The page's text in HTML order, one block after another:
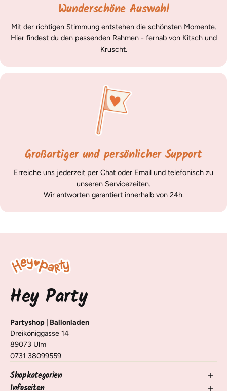
Wunderschöne Auswahl
Mit der richtigen Stimmung entstehen die schönsten Momente.
Hier findest du den passenden Rahmen - fernab von Kitsch und
Kruscht.
Großartiger und persönlicher Support
Erreiche uns jederzeit per Chat oder Email und telefonisch zu
unseren Servicezeiten.
Wir antworten garantiert innerhalb von 24h.
Hey Party
Partyshop | Ballonladen
Dreiköniggasse 14
89073 Ulm
0731 38099559
Shopkategorien
NEU im Shop
Infoseiten